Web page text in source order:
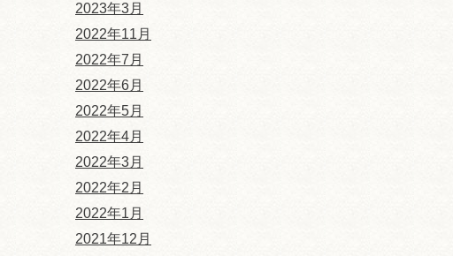
2023年3月
2022年11月
2022年7月
2022年6月
2022年5月
2022年4月
2022年3月
2022年2月
2022年1月
2021年12月